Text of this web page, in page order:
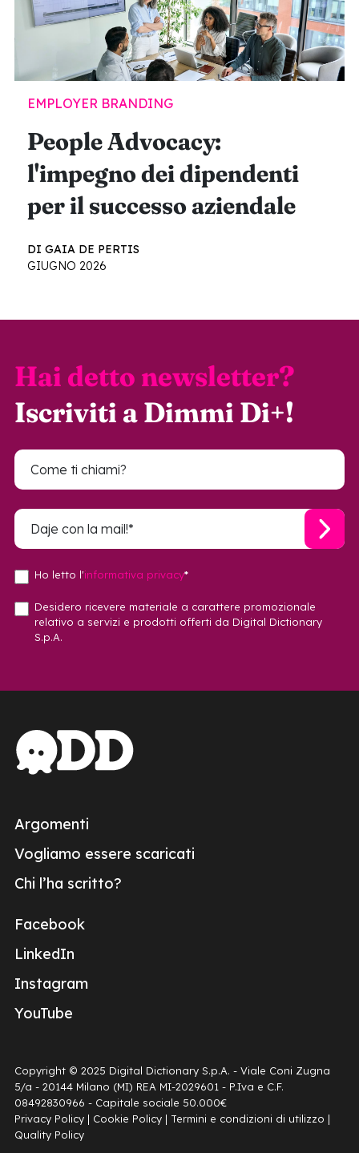
EMPLOYER BRANDING
People Advocacy:
l'impegno dei dipendenti
per il successo aziendale
DI GAIA DE PERTIS
GIUGNO 2026
Hai detto newsletter?
Iscriviti a Dimmi Di+!
Ho letto l'informativa privacy*
Desidero ricevere materiale a carattere promozionale
relativo a servizi e prodotti offerti da Digital Dictionary
S.p.A.
Argomenti
Vogliamo essere scaricati
Chi l’ha scritto?
Facebook
LinkedIn
Instagram
YouTube
Copyright © 2025 Digital Dictionary S.p.A. - Viale Coni Zugna
5/a - 20144 Milano (MI) REA MI-2029601 - P.Iva e C.F.
08492830966 - Capitale sociale 50.000€
Privacy Policy | Cookie Policy | Termini e condizioni di utilizzo |
Quality Policy